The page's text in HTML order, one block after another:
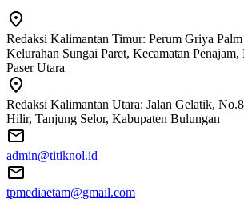
Redaksi Kalimantan Timur: Perum Griya
Kelurahan Sungai Paret, Kecamatan Penajam,
Paser Utara
Redaksi Kalimantan Utara: Jalan Gelatik,
Hilir, Tanjung Selor, Kabupaten Bulungan
admin@titiknol.id
tpmediaetam@gmail.com